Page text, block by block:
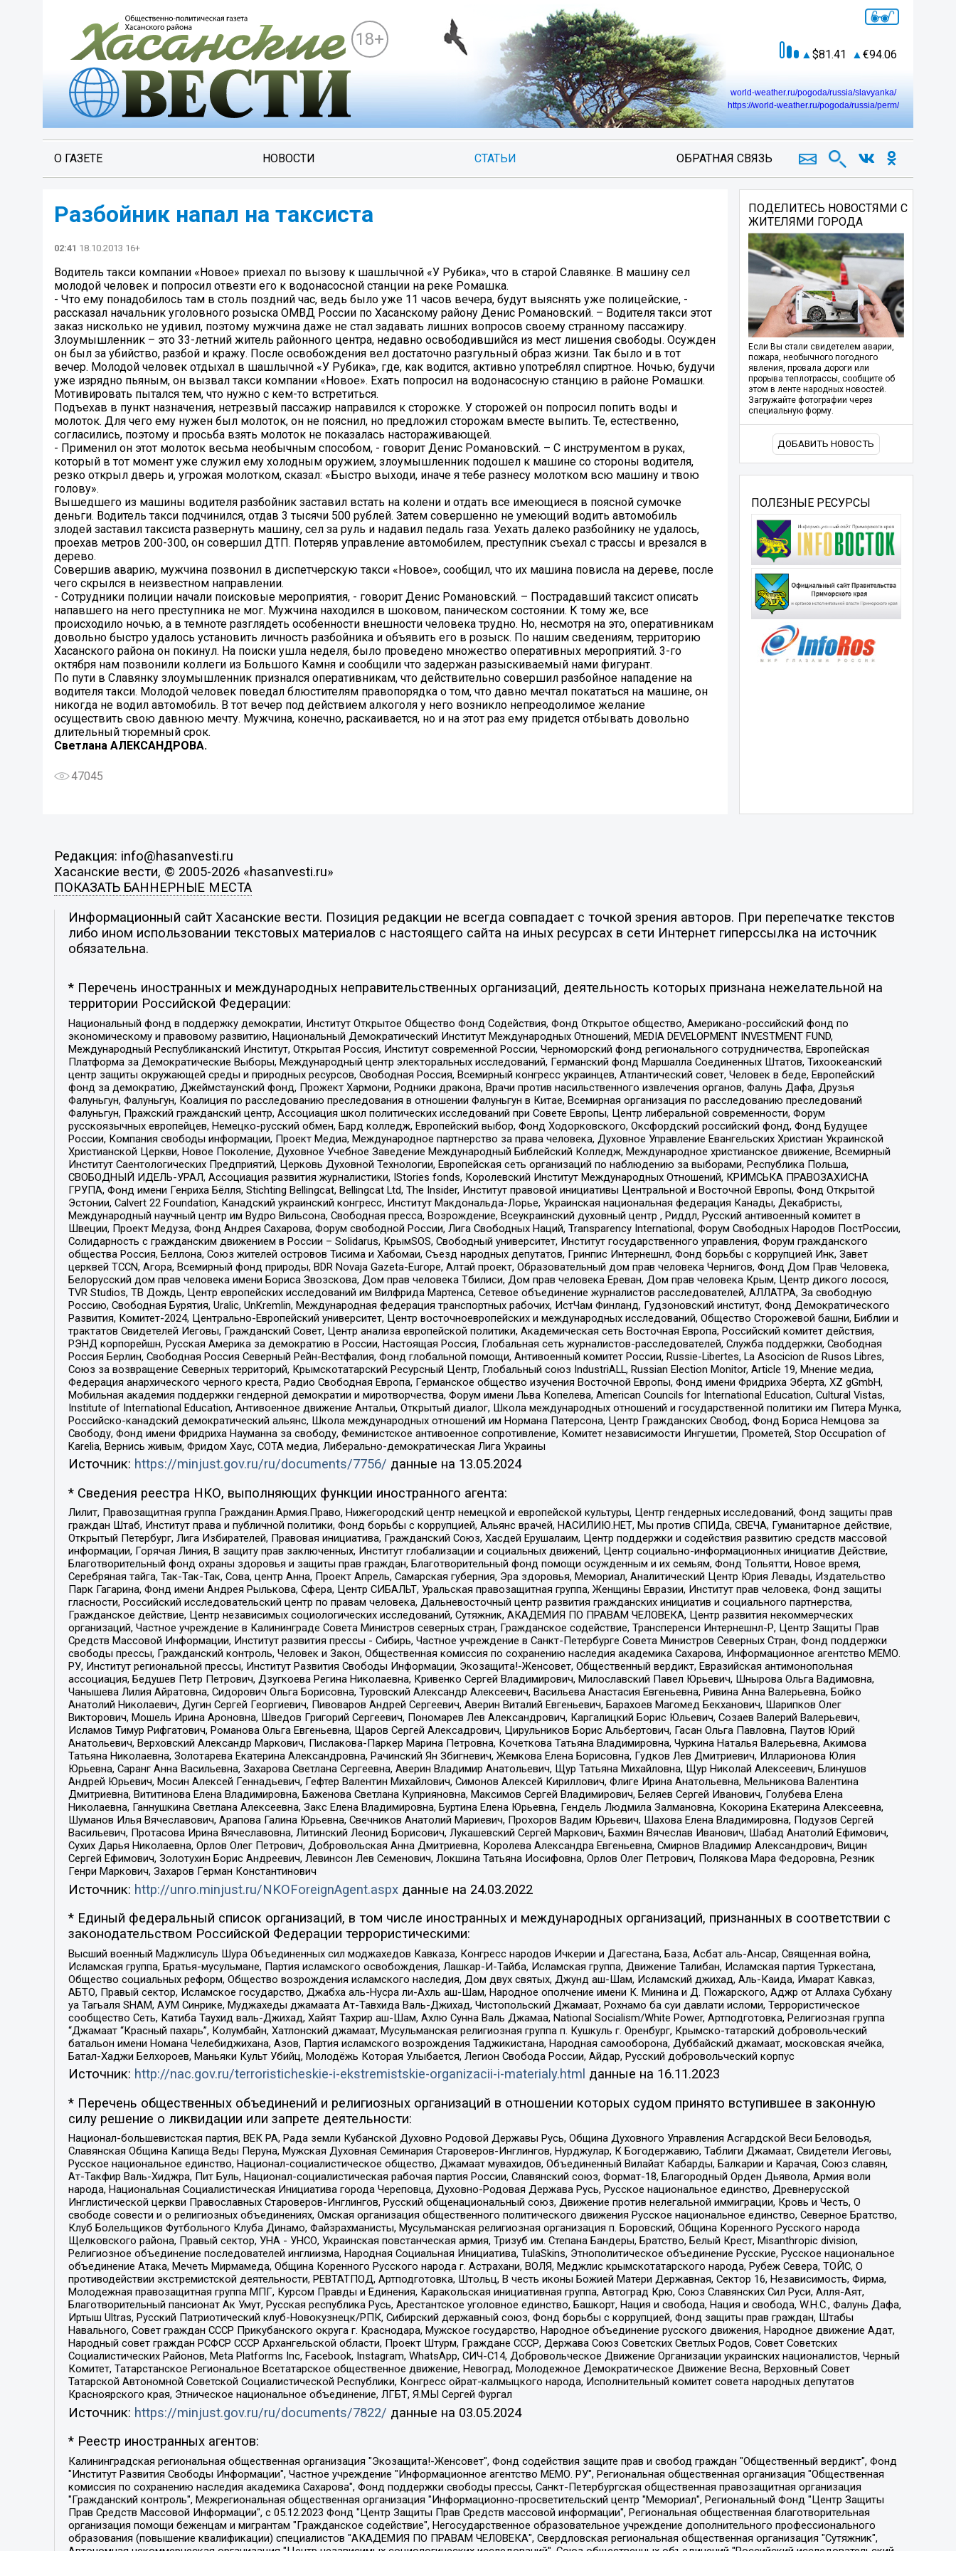
18+
81.41 94.06
world-weather.ru/pogoda/russia/slavyanka/
https://world-weather.ru/pogoda/russia/perm/
О ГАЗЕТЕ НОВОСТИ СТАТЬИ ОБРАТНАЯ СВЯЗЬ
Разбойник напал на таксиста
02:41 18.10.2013 16+
Водитель такси компании «Новое» приехал по вызову к шашлычной «У Рубика», что в старой Славянке. В машину сел
молодой человек и попросил отвезти его к водонасосной станции на реке Ромашка.
- Что ему понадобилось там в столь поздний час, ведь было уже 11 часов вечера, будут выяснять уже полицейские, -
рассказал начальник уголовного розыска ОМВД России по Хасанскому району Денис Романовский. – Водителя такси этот
заказ нисколько не удивил, поэтому мужчина даже не стал задавать лишних вопросов своему странному пассажиру.
Злоумышленник – это 33-летний житель районного центра, недавно освободившийся из мест лишения свободы. Осужден
он был за убийство, разбой и кражу. После освобождения вел достаточно разгульный образ жизни. Так было и в тот
вечер. Молодой человек отдыхал в шашлычной «У Рубика», где, как водится, активно употреблял спиртное. Ночью, будучи
уже изрядно пьяным, он вызвал такси компании «Новое». Ехать попросил на водонасосную станцию в районе Ромашки.
Мотивировать пытался тем, что нужно с кем-то встретиться.
Подъехав в пункт назначения, нетрезвый пассажир направился к сторожке. У сторожей он попросил попить воды и
молоток. Для чего ему нужен был молоток, он не пояснил, но предложил сторожам вместе выпить. Те, естественно,
согласились, поэтому и просьба взять молоток не показалась настораживающей.
- Применил он этот молоток весьма необычным способом, - говорит Денис Романовский. – С инструментом в руках,
который в тот момент уже служил ему холодным оружием, злоумышленник подошел к машине со стороны водителя,
резко открыл дверь и, угрожая молотком, сказал: «Быстро выходи, иначе я тебе разнесу молотком всю машину и твою
голову».
Вышедшего из машины водителя разбойник заставил встать на колени и отдать все имеющиеся в поясной сумочке
деньги. Водитель такси подчинился, отдав 3 тысячи 500 рублей. Затем совершенно не умеющий водить автомобиль
злодей заставил таксиста развернуть машину, сел за руль и надавил педаль газа. Уехать далеко разбойнику не удалось,
проехав метров 200-300, он совершил ДТП. Потеряв управление автомобилем, преступник съехал с трассы и врезался в
дерево.
Совершив аварию, мужчина позвонил в диспетчерскую такси «Новое», сообщил, что их машина повисла на дереве, после
чего скрылся в неизвестном направлении.
- Сотрудники полиции начали поисковые мероприятия, - говорит Денис Романовский. – Пострадавший таксист описать
напавшего на него преступника не мог. Мужчина находился в шоковом, паническом состоянии. К тому же, все
происходило ночью, а в темноте разглядеть особенности внешности человека трудно. Но, несмотря на это, оперативникам
довольно быстро удалось установить личность разбойника и объявить его в розыск. По нашим сведениям, территорию
Хасанского района он покинул. На поиски ушла неделя, было проведено множество оперативных мероприятий. 3-го
октября нам позвонили коллеги из Большого Камня и сообщили что задержан разыскиваемый нами фигурант.
По пути в Славянку злоумышленник признался оперативникам, что действительно совершил разбойное нападение на
водителя такси. Молодой человек поведал блюстителям правопорядка о том, что давно мечтал покататься на машине, он
никогда не водил автомобиль. В тот вечер под действием алкоголя у него возникло непреодолимое желание
осуществить свою давнюю мечту. Мужчина, конечно, раскаивается, но и на этот раз ему придется отбывать довольно
длительный тюремный срок.
Светлана АЛЕКСАНДРОВА.
47045
ПОДЕЛИТЕСЬ НОВОСТЯМИ С
ЖИТЕЛЯМИ ГОРОДА
Если Вы стали свидетелем аварии,
пожара, необычного погодного
явления, провала дороги или
прорыва теплотрассы, сообщите об
этом в ленте народных новостей.
Загружайте фотографии через
специальную форму.
ДОБАВИТЬ НОВОСТЬ
ПОЛЕЗНЫЕ РЕСУРСЫ
Редакция: info@hasanvesti.ru
Хасанские вести, © 2005-2026 «hasanvesti.ru»
ПОКАЗАТЬ БАННЕРНЫЕ МЕСТА
Информационный сайт Хасанские вести. Позиция редакции не всегда совпадает с точкой зрения авторов. При перепечатке текстов
либо ином использовании текстовых материалов с настоящего сайта на иных ресурсах в сети Интернет гиперссылка на источник
обязательна.
* Перечень иностранных и международных неправительственных организаций, деятельность которых признана нежелательной на
территории Российской Федерации:
Национальный фонд в поддержку демократии, Институт Открытое Общество Фонд Содействия, Фонд Открытое общество, Американо-российский фонд по
экономическому и правовому развитию, Национальный Демократический Институт Международных Отношений, MEDIA DEVELOPMENT INVESTMENT FUND,
Международный Республиканский Институт, Открытая Россия, Институт современной России, Черноморский фонд регионального сотрудничества, Европейская
Платформа за Демократические Выборы, Международный центр электоральных исследований, Германский фонд Маршалла Соединенных Штатов, Тихоокеанский
центр защиты окружающей среды и природных ресурсов, Свободная Россия, Всемирный конгресс украинцев, Атлантический совет, Человек в беде, Европейский
фонд за демократию, Джеймстаунский фонд, Прожект Хармони, Родники дракона, Врачи против насильственного извлечения органов, Фалунь Дафа, Друзья
Фалуньгун, Фалуньгун, Коалиция по расследованию преследования в отношении Фалуньгун в Китае, Всемирная организация по расследованию преследований
Фалуньгун, Пражский гражданский центр, Ассоциация школ политических исследований при Совете Европы, Центр либеральной современности, Форум
русскоязычных европейцев, Немецко-русский обмен, Бард колледж, Европейский выбор, Фонд Ходорковского, Оксфордский российский фонд, Фонд Будущее
России, Компания свободы информации, Проект Медиа, Международное партнерство за права человека, Духовное Управление Евангельских Христиан Украинской
Христианской Церкви, Новое Поколение, Духовное Учебное Заведение Международный Библейский Колледж, Международное христианское движение, Всемирный
Институт Саентологических Предприятий, Церковь Духовной Технологии, Европейская сеть организаций по наблюдению за выборами, Республика Польша,
СВОБОДНЫЙ ИДЕЛЬ-УРАЛ, Ассоциация развития журналистики, IStories fonds, Королевский Институт Международных Отношений, КРИМСЬКА ПРАВОЗАХИСНА
ГРУПА, Фонд имени Генриха Бёлля, Stichting Bellingcat, Bellingcat Ltd, The Insider, Институт правовой инициативы Центральной и Восточной Европы, Фонд Открытой
Эстонии, Calvert 22 Foundation, Канадский украинский конгресс, Институт Макдональда-Лорье, Украинская национальная федерация Канады, Декабристы,
Международный научный центр им Вудро Вильсона, Свободная пресса, Возрождение, Всеукраинский духовный центр , Риддл, Русский антивоенный комитет в
Швеции, Проект Медуза, Фонд Андрея Сахарова, Форум свободной России, Лига Свободных Наций, Transparеncy International, Форум Свободных Народов ПостРоссии,
Солидарность с гражданским движением в России – Solidarus, КрымSOS, Свободный университет, Институт государственного управления, Форум гражданского
общества Россия, Беллона, Союз жителей островов Тисима и Хабомаи, Съезд народных депутатов, Гринпис Интернешнл, Фонд борьбы с коррупцией Инк, Завет
церквей TCCN, Агора, Всемирный фонд природы, BDR Novaja Gazeta-Europe, Алтай проект, Образовательный дом прав человека Чернигов, Фонд Дом Прав Человека,
Белорусский дом прав человека имени Бориса Звозскова, Дом прав человека Тбилиси, Дом прав человека Ереван, Дом прав человека Крым, Центр дикого лосося,
TVR Studios, ТВ Дождь, Центр европейских исследований им Вилфрида Мартенса, Сетевое объединение журналистов расследователей, АЛЛАТРА, За свободную
Россию, Свободная Бурятия, Uralic, UnKremlin, Международная федерация транспортных рабочих, ИстЧам Финланд, Гудзоновский институт, Фонд Демократического
Развития, Комитет-2024, Центрально-Европейский университет, Центр восточноевропейских и международных исследований, Общество Сторожевой башни, Библии и
трактатов Свидетелей Иеговы, Гражданский Совет, Центр анализа европейской политики, Академическая сеть Восточная Европа, Российский комитет действия,
РЭНД корпорейшн, Русская Америка за демократию в России, Настоящая Россия, Глобальная сеть журналистов-расследователей, Служба поддержки, Свободная
Россия Берлин, Свободная Россия Северный Рейн-Вестфалия, Фонд глобальной помощи, Антивоенный комитет России, Russie-Libertes, La Asocicion de Rusos Libres,
Союз за возвращение Северных территорий, Крымскотатарский Ресурсный Центр, Глобальный союз IndustriALL, Russian Election Monitor, Article 19, Мнение медиа,
Федерация анархического черного креста, Радио Свободная Европа, Германское общество изучения Восточной Европы, Фонд имени Фридриха Эберта, XZ gGmbH,
Мобильная академия поддержки гендерной демократии и миротворчества, Форум имени Льва Копелева, American Councils for International Education, Cultural Vistas,
Institute of International Education, Антивоенное движение Антальи, Открытый диалог, Школа международных отношений и государственной политики им Питера Мунка,
Российско-канадский демократический альянс, Школа международных отношений им Нормана Патерсона, Центр Гражданских Свобод, Фонд Бориса Немцова за
Свободу, Фонд имени Фридриха Науманна за свободу, Феминистское антивоенное сопротивление, Комитет независимости Ингушетии, Прометей, Stop Occupation of
Karelia, Вернись живым, Фридом Хаус, СОТА медиа, Либерально-демократическая Лига Украины
Источник: https://minjust.gov.ru/ru/documents/7756/ данные на 13.05.2024
* Сведения реестра НКО, выполняющих функции иностранного агента:
Лилит, Правозащитная группа Гражданин.Армия.Право, Нижегородский центр немецкой и европейской культуры, Центр гендерных исследований, Фонд защиты прав
граждан Штаб, Институт права и публичной политики, Фонд борьбы с коррупцией, Альянс врачей, НАСИЛИЮ.НЕТ, Мы против СПИДа, СВЕЧА, Гуманитарное действие,
Открытый Петербург, Лига Избирателей, Правовая инициатива, Гражданский Союз, Хасдей Ерушалаим, Центр поддержки и содействия развитию средств массовой
информации, Горячая Линия, В защиту прав заключенных, Институт глобализации и социальных движений, Центр социально-информационных инициатив Действие,
Благотворительный фонд охраны здоровья и защиты прав граждан, Благотворительный фонд помощи осужденным и их семьям, Фонд Тольятти, Новое время,
Серебряная тайга, Так-Так-Так, Сова, центр Анна, Проект Апрель, Самарская губерния, Эра здоровья, Мемориал, Аналитический Центр Юрия Левады, Издательство
Парк Гагарина, Фонд имени Андрея Рылькова, Сфера, Центр СИБАЛЬТ, Уральская правозащитная группа, Женщины Евразии, Институт прав человека, Фонд защиты
гласности, Российский исследовательский центр по правам человека, Дальневосточный центр развития гражданских инициатив и социального партнерства,
Гражданское действие, Центр независимых социологических исследований, Сутяжник, АКАДЕМИЯ ПО ПРАВАМ ЧЕЛОВЕКА, Центр развития некоммерческих
организаций, Частное учреждение в Калининграде Совета Министров северных стран, Гражданское содействие, Трансперенси Интернешнл-Р, Центр Защиты Прав
Средств Массовой Информации, Институт развития прессы - Сибирь, Частное учреждение в Санкт-Петербурге Совета Министров Северных Стран, Фонд поддержки
свободы прессы, Гражданский контроль, Человек и Закон, Общественная комиссия по сохранению наследия академика Сахарова, Информационное агентство МЕМО.
РУ, Институт региональной прессы, Институт Развития Свободы Информации, Экозащита!-Женсовет, Общественный вердикт, Евразийская антимонопольная
ассоциация, Бедушев Петр Петрович, Дзугкоева Регина Николаевна, Кривенко Сергей Владимирович, Милославский Павел Юрьевич, Шнырова Ольга Вадимовна,
Чанышева Лилия Айратовна, Сидорович Ольга Борисовна, Туровский Александр Алексеевич, Васильева Анастасия Евгеньевна, Ривина Анна Валерьевна, Бойко
Анатолий Николаевич, Дугин Сергей Георгиевич, Пивоваров Андрей Сергеевич, Аверин Виталий Евгеньевич, Барахоев Магомед Бекханович, Шарипков Олег
Викторович, Мошель Ирина Ароновна, Шведов Григорий Сергеевич, Пономарев Лев Александрович, Каргалицкий Борис Юльевич, Созаев Валерий Валерьевич,
Исламов Тимур Рифгатович, Романова Ольга Евгеньевна, Щаров Сергей Алексадрович, Цирульников Борис Альбертович, Гасан Ольга Павловна, Паутов Юрий
Анатольевич, Верховский Александр Маркович, Пислакова-Паркер Марина Петровна, Кочеткова Татьяна Владимировна, Чуркина Наталья Валерьевна, Акимова
Татьяна Николаевна, Золотарева Екатерина Александровна, Рачинский Ян Збигневич, Жемкова Елена Борисовна, Гудков Лев Дмитриевич, Илларионова Юлия
Юрьевна, Саранг Анна Васильевна, Захарова Светлана Сергеевна, Аверин Владимир Анатольевич, Щур Татьяна Михайловна, Щур Николай Алексеевич, Блинушов
Андрей Юрьевич, Мосин Алексей Геннадьевич, Гефтер Валентин Михайлович, Симонов Алексей Кириллович, Флиге Ирина Анатольевна, Мельникова Валентина
Дмитриевна, Вититинова Елена Владимировна, Баженова Светлана Куприяновна, Максимов Сергей Владимирович, Беляев Сергей Иванович, Голубева Елена
Николаевна, Ганнушкина Светлана Алексеевна, Закс Елена Владимировна, Буртина Елена Юрьевна, Гендель Людмила Залмановна, Кокорина Екатерина Алексеевна,
Шуманов Илья Вячеславович, Арапова Галина Юрьевна, Свечников Анатолий Мариевич, Прохоров Вадим Юрьевич, Шахова Елена Владимировна, Подузов Сергей
Васильевич, Протасова Ирина Вячеславовна, Литинский Леонид Борисович, Лукашевский Сергей Маркович, Бахмин Вячеслав Иванович, Шабад Анатолий Ефимович,
Сухих Дарья Николаевна, Орлов Олег Петрович, Добровольская Анна Дмитриевна, Королева Александра Евгеньевна, Смирнов Владимир Александрович, Вицин
Сергей Ефимович, Золотухин Борис Андреевич, Левинсон Лев Семенович, Локшина Татьяна Иосифовна, Орлов Олег Петрович, Полякова Мара Федоровна, Резник
Генри Маркович, Захаров Герман Константинович
Источник: http://unro.minjust.ru/NKOForeignAgent.aspxданные на 24.03.2022
* Единый федеральный список организаций, в том числе иностранных и международных организаций, признанных в соответствии с
законодательством Российской Федерации террористическими:
Высший военный Маджлисуль Шура Объединенных сил моджахедов Кавказа, Конгресс народов Ичкерии и Дагестана, База, Асбат аль-Ансар, Священная война,
Исламская группа, Братья-мусульмане, Партия исламского освобождения, Лашкар-И-Тайба, Исламская группа, Движение Талибан, Исламская партия Туркестана,
Общество социальных реформ, Общество возрождения исламского наследия, Дом двух святых, Джунд аш-Шам, Исламский джихад, Аль-Каида, Имарат Кавказ,
АБТО, Правый сектор, Исламское государство, Джабха аль-Нусра ли-Ахль аш-Шам, Народное ополчение имени К. Минина и Д. Пожарского, Аджр от Аллаха Субхану
уа Тагьаля SHAM, АУМ Синрике, Муджахеды джамаата Ат-Тавхида Валь-Джихад, Чистопольский Джамаат, Рохнамо ба суи давлати исломи, Террористическое
сообщество Сеть, Катиба Таухид валь-Джихад, Хайят Тахрир аш-Шам, Ахлю Сунна Валь Джамаа, National Socialism/White Power, Артподготовка, Религиозная группа
“Джамаат “Красный пахарь”, Колумбайн, Хатлонский джамаат, Мусульманская религиозная группа п. Кушкуль г. Оренбург, Крымско-татарский добровольческий
батальон имени Номана Челебиджихана, Азов, Партия исламского возрождения Таджикистана, Народная самооборона, Дуббайский джамаат, московская ячейка,
Батал-Хаджи Белхороев, Маньяки Культ Убийц, Молодёжь Которая Улыбается, Легион Свобода России, Айдар, Русский добровольческий корпус
Источник: http://nac.gov.ru/terroristicheskie-i-ekstremistskie-organizacii-i-materialy.html данные на 16.11.2023
* Перечень общественных объединений и религиозных организаций в отношении которых судом принято вступившее в законную
силу решение о ликвидации или запрете деятельности:
Национал-большевистская партия, ВЕК РА, Рада земли Кубанской Духовно Родовой Державы Русь, Община Духовного Управления Асгардской Веси Беловодья,
Славянская Община Капища Веды Перуна, Мужская Духовная Семинария Староверов-Инглингов, Нурджулар, К Богодержавию, Таблиги Джамаат, Свидетели Иеговы,
Русское национальное единство, Национал-социалистическое общество, Джамаат мувахидов, Объединенный Вилайат Кабарды, Балкарии и Карачая, Союз славян,
Ат-Такфир Валь-Хиджра, Пит Буль, Национал-социалистическая рабочая партия России, Славянский союз, Формат-18, Благородный Орден Дьявола, Армия воли
народа, Национальная Социалистическая Инициатива города Череповца, Духовно-Родовая Держава Русь, Русское национальное единство, Древнерусской
Инглистической церкви Православных Староверов-Инглингов, Русский общенациональный союз, Движение против нелегальной иммиграции, Кровь и Честь, О
свободе совести и о религиозных объединениях, Омская организация общественного политического движения Русское национальное единство, Северное Братство,
Клуб Болельщиков Футбольного Клуба Динамо, Файзрахманисты, Мусульманская религиозная организация п. Боровский, Община Коренного Русского народа
Щелковского района, Правый сектор, УНА - УНСО, Украинская повстанческая армия, Тризуб им. Степана Бандеры, Братство, Белый Крест, Misanthropic division,
Религиозное объединение последователей инглиизма, Народная Социальная Инициатива, TulaSkins, Этнополитическое объединение Русские, Русское национальное
объединение Атака, Мечеть Мирмамеда, Община Коренного Русского народа г. Астрахани, ВОЛЯ, Меджлис крымскотатарского народа, Рубеж Севера, ТОЙС, О
противодействии экстремистской деятельности, РЕВТАТПОД, Артподготовка, Штольц, В честь иконы Божией Матери Державная, Сектор 16, Независимость, Фирма,
Молодежная правозащитная группа МПГ, Курсом Правды и Единения, Каракольская инициативная группа, Автоград Крю, Союз Славянских Сил Руси, Алля-Аят,
Благотворительный пансионат Ак Умут, Русская республика Русь, Арестантское уголовное единство, Башкорт, Нация и свобода, Нация и свобода, W.H.С., Фалунь Дафа,
Иртыш Ultras, Русский Патриотический клуб-Новокузнецк/РПК, Сибирский державный союз, Фонд борьбы с коррупцией, Фонд защиты прав граждан, Штабы
Навального, Совет граждан СССР Прикубанского округа г. Краснодара, Мужское государство, Народное объединение русского движения, Народное движение Адат,
Народный совет граждан РСФСР СССР Архангельской области, Проект Штурм, Граждане СССР, Держава Союз Советских Светлых Родов, Совет Советских
Социалистических Районов, Meta Platforms Inc, Facebook, Instagram, WhatsApp, СИЧ-С14, Добровольческое Движение Организации украинских националистов, Черный
Комитет, Татарстанское Региональное Всетатарское общественное движение, Невоград, Молодежное Демократическое Движение Весна, Верховный Совет
Татарской Автономной Советской Социалистической Республики, Конгресс ойрат-калмыцкого народа, Исполнительный комитет совета народных депутатов
Красноярского края, Этническое национальное объединение, ЛГБТ, Я.МЫ Сергей Фургал
Источник: https://minjust.gov.ru/ru/documents/7822/ данные на 03.05.2024
* Реестр иностранных агентов:
Калининградская региональная общественная организация "Экозащита!-Женсовет", Фонд содействия защите прав и свобод граждан "Общественный вердикт", Фонд "Институт Развития Свободы Информации", Частное учреждение "Информационное агентство МЕМО. РУ", Региональная общественная организация "Общественная комиссия по сохранению наследия академика Сахарова", Фонд поддержки свободы прессы, Санкт-Петербургская общественная правозащитная организация "Гражданский контроль", Межрегиональная общественная организация "Информационно-просветительский центр "Мемориал", Региональный Фонд "Центр Защиты Прав Средств Массовой Информации", с 05.12.2023 Фонд "Центр Защиты Прав Средств массовой информации", Региональная общественная благотворительная организация помощи беженцам и мигрантам "Гражданское содействие", Негосударственное образовательное учреждение дополнительного профессионального образования (повышение квалификации) специалистов "АКАДЕМИЯ ПО ПРАВАМ ЧЕЛОВЕКА", Свердловская региональная общественная организация "Сутяжник", Автономная некоммерческая организация "Центр независимых социологических исследований", Союз общественных объединений "Российский исследовательский центр по правам человека", Региональное общественное учреждение научно-информационный центр "МЕМОРИАЛ", Некоммерческая организация "Фонд защиты гласности", Автономная некоммерческая организация "Институт прав человека", Городская общественная организация "Екатеринбургское общество "МЕМОРИАЛ", Городская общественная организация "Рязанское историко-просветительское и правозащитное общество "Мемориал" (Рязанский Мемориал), Челябинский региональный орган общественной самодеятельности – женское общественное объединение "Женщины Евразии", Челябинский региональный орган общественной самодеятельности "Уральская правозащитная группа", Фонд содействия защите здоровья и социальной справедливости имени Андрея Рылькова, Автономная Некоммерческая Организация "Аналитический Центр Юрия Левады", Автономная некоммерческая организация социальной поддержки населения "Проект Апрель", Региональная общественная организация помощи женщинам и детям, находящимся в кризисной ситуации "Информационно-методический центр "Анна", Фонд содействия развитию массовых коммуникаций и правовому просвещению "Так-так-Так", Фонд содействия устойчивому развитию "Серебряная тайга", Свердловский региональный общественный фонд социальных проектов "Новое время", "Idel.Реалии", Кавказ.Реалии, Крым.Реалии, Телеканал Настоящее Время, Татаро-башкирская служба Радио Свобода (Azatliq Radiosi), Радио Свободная Европа/Радио Свобода (PCE/PC), "Сибирь.Реалии", "Фактограф", Благотворительный фонд помощи осужденным и их семьям, Автономная некоммерческая организация "Институт глобализации и социальных движений", Фонд "В защиту прав заключенных", Частное учреждение "Центр поддержки и содействия развитию средств массовой информации", Пензенский региональный общественный благотворительный фонд "Гражданский союз", "Север.Реалии", Некоммерческая организация Фонд "Правовая инициатива", Общество с ограниченной ответственностью "Радио Свободная Европа/Радио Свобода", Чешское информационное агентство "MEDIUM-ORIENT", Красноярская региональная общественная организация "Мы против СПИДа", Камалягин Денис Николаевич, Маркелов Сергей Евгеньевич, Пономарев Лев Александрович, Савицкая Людмила Алексеевна, Автономная некоммерческая организация "Центр по работе с проблемой насилия "НАСИЛИЮ.НЕТ", Межрегиональный профессиональный союз работников здравоохранения "Альянс врачей", Юридическое лицо, зарегистрированное в Латвийской Республике, SIA "Medusa Project" (регистрационный номер 40103797863, дата регистрации 10.06.2014), Некоммерческая организация "Фонд по борьбе с коррупцией", Автономная некоммерческая организация "Институт права и публичной политики", Баданин Роман Сергеевич, Гликин Максим Александрович, Железнова Мария Михайловна, Лукьянова Юлия Сергеевна, Маетная Елизавета Витальевна, Маняхин Петр Борисович, Чуракова Ольга Владимировна, Ярош Юлия Петровна, Юридическое лицо "The Insider SIA", зарегистрированное в Риге, Латвийская Республика (дата регистрации 26.06.2015), являющееся администратором доменного имени интернет-издания "The Insider SIA", https://theins.ru, Постернак Алексей Евгеньевич, Рубин Михаил Аркадьевич, Анин Роман Александрович, Юридическое лицо Istories fonds, зарегистрированное в Латвийской Республике (регистрационный номер 50008295751, дата регистрации 24.02.2020), Великовский Дмитрий Александрович, Долинина Ирина Николаевна, Мароховская Алеся Алексеевна, Шлейнов Роман Юрьевич, Шмагун Олеся Валентиновна, Общество с ограниченной ответственностью "Альтаир 2021", Общество с ограниченной ответственностью "Вега 2021", Общество с ограниченной ответственностью "Главный редактор 2021", Общество с ограниченной ответственностью "Ромашки монолит", Важенков Артем Валерьевич, Ивановская областная общественная организация "Центр гендерных исследований", Гурман Юрий Альбертович, Медиапроект "ОВД-Инфо", Егоров Владимир Владимирович, Жилинский Владимир Александрович, Общество с ограниченной ответственностью "ЗП", Иванова София Юрьевна, Карезина Инна Павловна, Кильтау Екатерина Викторовна, Петров Алексей Викторович, Пискунов Сергей Евгеньевич, Смирнов Сергей Сергеевич, Тихонов Михаил Сергеевич, Общество с ограниченной ответственностью "ЖУРНАЛИСТ-ИНОСТРАННЫЙ АГЕНТ", Арапова Галина Юрьевна, Вольтская Татьяна Анатольевна, Американская компания "Mason G.E.S. Anonymous Foundation" (США), являющаяся владельцем интернет-издания https://mnews.world/, Компания "Stichting Bellingcat", зарегистрированная в Нидерландах (дата регистрации 11.07.2018), Захаров Андрей Вячеславович, Клепиковская Екатерина Дмитриевна, Общество с ограниченной ответственностью "МЕМО", Перл Роман Александрович, Симонов Евгений Алексеевич, Соловьева Елена Анатольевна, Сотников Даниил Владимирович, Сурначева Елизавета Дмитриевна, Автономная некоммерческая организация по защите прав человека и информированию населения "Якутия – Наше Мнение", Общество с ограниченной ответственностью "Москоу диджитал медиа", с 26.01.2023 Общество с ограниченной ответственностью "Чайка Белые сады", Ветошкина Валерия Валерьевна, Заговора Максим Александрович, Межрегиональное общественное движение "Российская ЛГБТ - сеть", Оленичев Максим Владимирович, Павлов Иван Юрьевич, Скворцова Елена Сергеевна, Общество с ограниченной ответственностью "Как бы инагент", Кочетков Игорь Викторович, Общество с ограниченной ответственностью "Честные выборы", Еланчик Олег Александрович, Общество с ограниченной ответственностью "Нобелевский призыв", Гималова Регина Эмилевна, Григорьев Андрей Валерьевич, Григорьева Алина Александровна, Ассоциация по содействию защите прав призывников, альтернативнослужащих и военнослужащих "Правозащитная группа "Гражданин.Армия.Право", Хисамова Регина Фаритовна, Автономная некоммерческая организация по реализации социально-правовых программ "Лилит", Дальневосточное общественное движение "Маяк", Санкт-Петербургская ЛГБТ-инициативная группа "Выход", Инициативная группа ЛГБТ+ "Реверс", Алексеев Андрей Викторович, Бекбулатова Таисия Львовна, Беляев Иван Михайлович, Владыкина Елена Сергеевна, Гельман Марат Александрович, Никульшина Вероника Юрьевна, Толоконникова Надежда Андреевна, Шендерович Виктор Анатольевич, Общество с ограниченной ответственностью "Данное сообщение", Общество с ограниченной ответственностью Издательский дом "Новая глава", Айнбиндер Александра Александровна, Московский комьюнити-центр для ЛГБТ+инициатив, Благотворительный фонд развития филантропии, Deutsche Welle (Германия, Kurt-Schumacher-Strasse 3, 53113 Bonn), Борзунова Мария Михайловна, Воробьев Виктор Викторович, Голубева Анна Львовна, Константинова Алла Михайловна, Малкова Ирина Владимировна, Мурадов Мурад Абдулгалимович, Осетинская Елизавета Николаевна, Понасенков Евгений Николаевич, Ганапольский Матвей Юрьевич, Киселев Евгений Алексеевич, Борухович Ирина Григорьевна, Дремин Иван Тимофеевич, Дубровский Дмитрий Викторович, Красноярская региональная общественная организация поддержки и развития альтернативных образовательных технологий и межкультурных коммуникаций "ИНТЕРРА", Маяковская Екатерина Алексеевна, Фейгин Марк Захарович, Филимонов Андрей Викторович, Дзугкоева Регина Николаевна, Доброхотов Роман Александрович, Дудь Юрий Александрович, Елкин Сергей Владимирович, Кругликов Кирилл Игоревич, Сабунаева Мария Леонидовна, Семенов Алексей Владимирович, Шаинян Карен Багратович, Шульман Екатерина Михайловна, Асафьев Артур Валерьевич, Вахштайн Виктор Семенович, Венедиктов Алексей Алексеевич, Лушникова Екатерина Евгеньевна, Волков Леонид Михайлович, Невзоров Александр Глебович, Пархоменко Сергей Борисович, Сироткин Ярослав Николаевич, Кара-Мурза Владимир Владимирович, Баранова Наталья Владимировна, Гозман Леонид Яковлевич, Кагарлицкий Борис Юльевич, Климарев Михаил Валерьевич, Милов Владимир Станиславович, Автономная некоммерческая организация Краснодарский центр современного искусства "Типография", Моргенштерн Алишер Тагирович, Соболь Любовь Эдуардовна, Общество с ограниченной ответственностью "ЛИЗА НОРМ", Каспаров Гарри Кимович, Ходорковский Михаил Борисович, Общество с ограниченной ответственностью "Апрельские тезисы", Данилович Ирина Брониславовна, Кашин Олег Владимирович, Петров Николай Владимирович, Пивоваров Алексей Владимирович, Соколов Михаил Владимирович, Цветкова Юлия Владимировна, Чичваркин Евгений Александрович, Комитет против пыток/Команда против пыток, Общество с ограниченной ответственностью "Первый научный", Общество с ограниченной ответственностью "Вертолет и ко", Белоцерковская Вероника Борисовна, Кац Максим Евгеньевич, Лазарева Татьяна Юрьевна, Шаведдинов Руслан Табризович, Яшин Илья Валерьевич, Общество с ограниченной ответственностью "Иноагент ААВ", Алешковский Дмитрий Петрович, Альбац Евгения Марковна, Быков Дмитрий Львович, Галямина Юлия Евгеньевна, Лойко Сергей Леонидович, Мартынов Кирилл Константинович, Медведев Сергей Александрович, Крашенинников Федор Геннадиевич, Гордеева Катерина Вл